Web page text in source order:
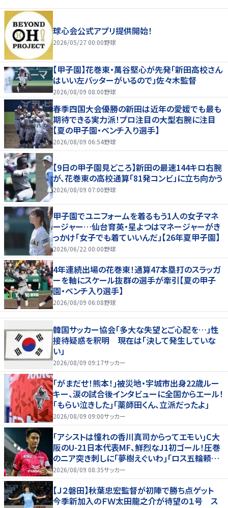
球心会公式アプリ提供開始！
2026/05/27 00:00野球
【甲子園】花巻東・萬谷堅心が先発「新田高校さん
はいい左バッターがいるので」佐々木監督
2026/08/09 08:00野球
春季四国大会優勝の新田は近年の愛媛でも最も
期待できる実力派！プロ注目の大型右腕に注目
【夏の甲子園・ベンチ入り選手】
2026/08/09 06:54野球
【9日の甲子園見どころ】新田の最速144キロ右腕
が、花巻東の高校通算「81発コンビ」に立ち向かう
2026/08/09 07:00野球
甲子園でユニフォームを着るもう1人の女子マネ
ージャー…仙台育英・星よつはマネージャーがき
っかけ「女子でも着ていいんだ」【26年夏甲子園】
2026/06/22 00:00野球
4年連続出場の花巻東！通算47本塁打のスラッガ
ーを軸にスケール抜群の選手が牽引【夏の甲子
園・ベンチ入り選手】
2026/08/09 06:08野球
韓国サッカー協会「多大な失望とご心配を…」性
接待疑惑を釈明 現在は「決して発生していな
い」
2026/08/09 09:17サッカー
｢がまだせ！熊本！｣被災地・宇城市出身22歳ルー
キー、涙の試合後インタビューに全国からエール！
｢もらい泣きした｣｢薬師田くん、立派だったよ｣
2026/08/09 09:00サッカー
｢アシストは憧れの香川真司からってエモい｣C大
阪のU-21日本代表MF、鮮烈なJ1初ゴール！圧巻
のニア突き刺しに｢夢樹えぐいわ｣｢ロス五輪頼む
ぞ｣
2026/08/09 08:35サッカー
【Ｊ２磐田】秋葉忠宏監督が初陣で勝ち点ゲット
今季新加入のＦＷ太田龍之介が待望の１号 ス